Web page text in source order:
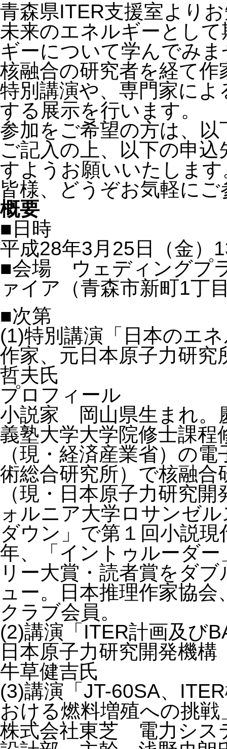
青森県ITER支援室より
未来のエネルギーとし
ギーについて学んでみ
核融合の研究者を経て
特別講演や、専門家に
する展示を行います。
参加をご希望の方は、
ご記入の上、以下の申
すようお願いいたします
皆様、どうぞお気軽に
概要
■日時
平成28年3月25日（金）
■会場 ウェディング
ァイア（青森市新町1丁
■次第
(1)特別講演「日本のエ
作家、元日本原子力研
哲夫氏
プロフィール
小説家 岡山県生まれ。
義塾大学大学院修士課程
（現・経済産業省）の
術総合研究所）で核融
（現・日本原子力研究
ォルニア大学ロサンゼ
ダウン」で第１回小説
年、「イントゥルーダ
リー大賞・読者賞をダ
ュー。日本推理作家協
クラブ会員。
(2)講演「ITER計画及び
日本原子力研究開発
牛草健吉氏
(3)講演「JT-60SA、
おける燃料増殖への挑戦
株式会社東芝 電力シ